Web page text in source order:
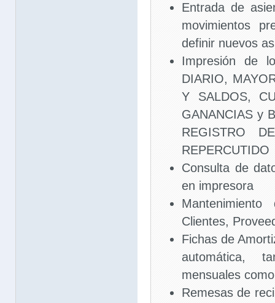
Entrada de
movimientos
definir nuevos
Impresión de
DIARIO,
Y SALDOS,
GANANCIAS y
REGISTRO
REPERCUTIDO
Consulta de
en impresora
Clientes,
Fichas de
automática,
mensuales
Remesas de